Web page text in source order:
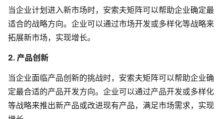
当企业计划进入新市场时，安索夫矩阵可以帮助企业确定最
适合的战略方向。企业可以通过市场开发或多样化等战略来
拓展新市场，实现增长。
2. 产品创新
当企业面临产品创新的挑战时，安索夫矩阵可以帮助企业确
定最合适的产品开发方向。企业可以通过产品开发或多样化
等战略来推出新产品或改进现有产品，满足市场需求，实现